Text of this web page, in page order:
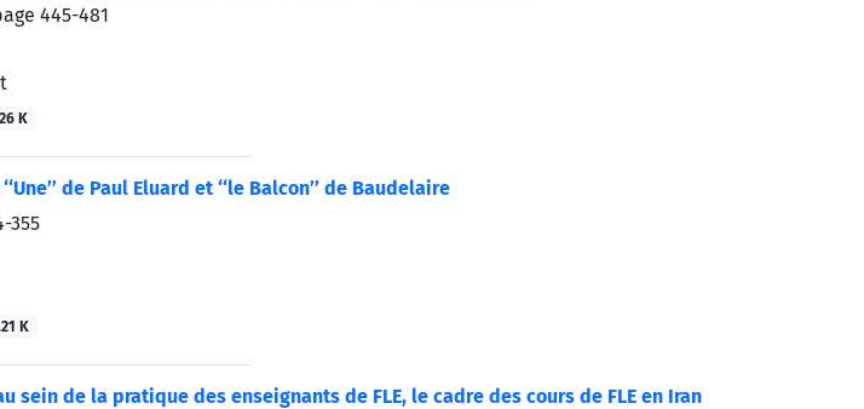
445-481
K
de Paul Eluard et ‘‘le Balcon’’ de Baudelaire
355
K
sein de la pratique des enseignants de FLE, le cadre des cours de FLE en Iran